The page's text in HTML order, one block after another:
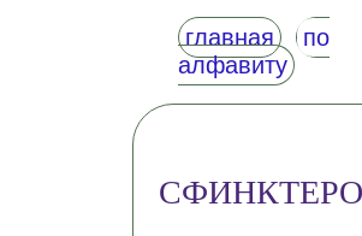
главная
по
алфавиту